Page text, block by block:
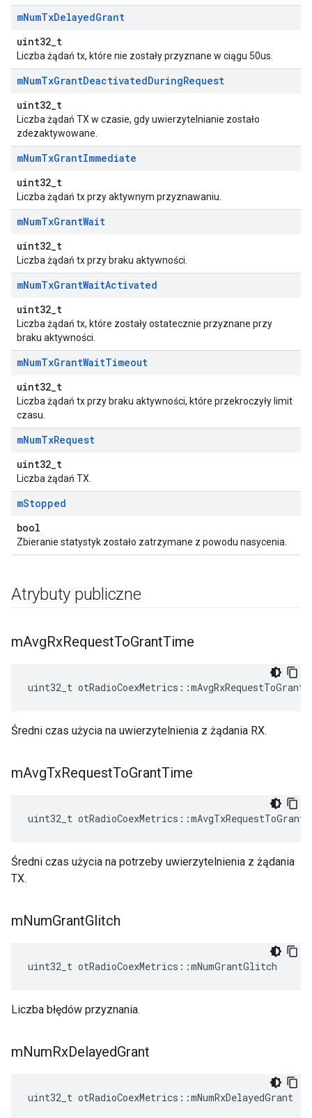
mNumTxDelayedGrant
uint32_t
Liczba żądań tx, które nie zostały przyznane w ciągu 50us.
mNumTxGrantDeactivatedDuringRequest
uint32_t
Liczba żądań TX w czasie, gdy uwierzytelnianie zostało
zdezaktywowane.
mNumTxGrantImmediate
uint32_t
Liczba żądań tx przy aktywnym przyznawaniu.
mNumTxGrantWait
uint32_t
Liczba żądań tx przy braku aktywności.
mNumTxGrantWaitActivated
uint32_t
Liczba żądań tx, które zostały ostatecznie przyznane przy
braku aktywności.
mNumTxGrantWaitTimeout
uint32_t
Liczba żądań tx przy braku aktywności, które przekroczyły limit
czasu.
mNumTxRequest
uint32_t
Liczba żądań TX.
mStopped
bool
Zbieranie statystyk zostało zatrzymane z powodu nasycenia.
Atrybuty publiczne
mAvgRxRequestToGrantTime
uint32_t otRadioCoexMetrics ::
Średni czas użycia na uwierzytelnienia z żądania RX.
mAvgTxRequestToGrantTime
uint32_t otRadioCoexMetrics ::
Średni czas użycia na potrzeby uwierzytelnienia z żądania
TX.
mNumGrantGlitch
uint32_t otRadioCoexMetrics ::mNumGrantGlitch
Liczba błędów przyznania.
mNumRxDelayedGrant
uint32_t otRadioCoexMetrics ::mNumRxDelayedGrant